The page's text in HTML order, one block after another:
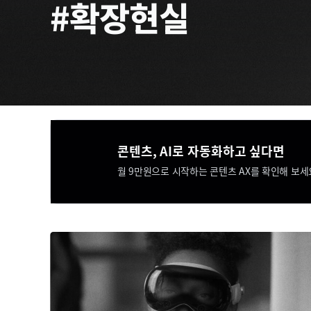
#확장현실
콘텐츠, AI로 자동화하고 싶다면​​
월 9만원으로 시작하는 콘텐츠 AX를 확인해 보